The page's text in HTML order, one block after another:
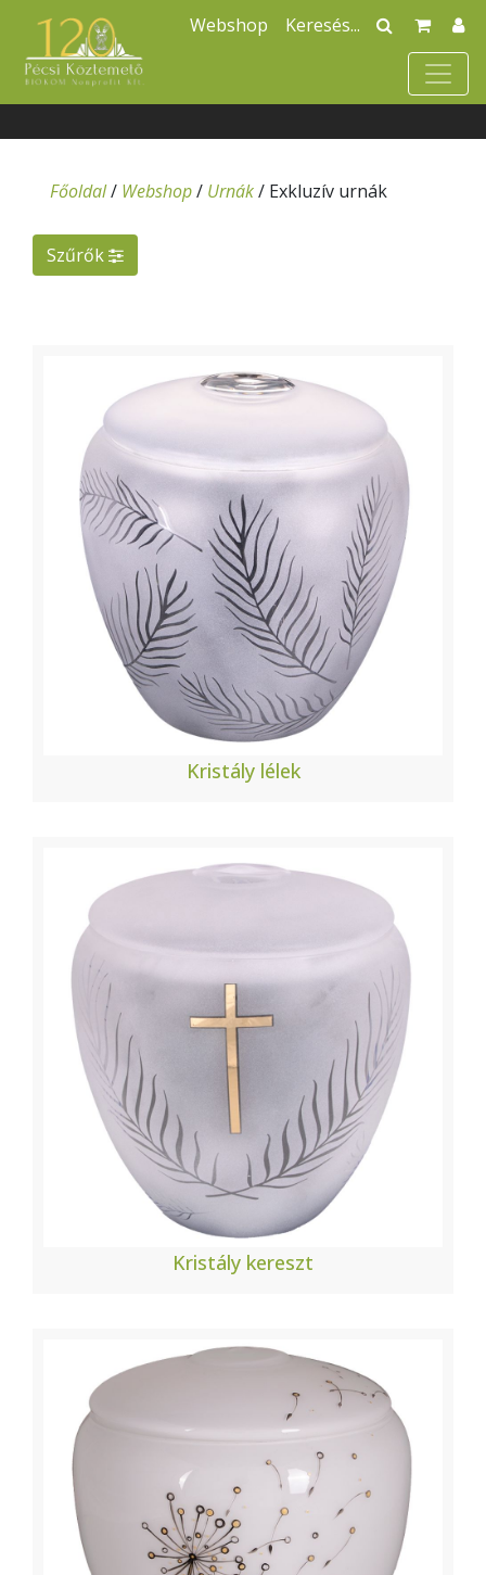
Webshop
Főoldal/ Webshop/ Urnák/ Exkluzív urnák
Szűrők
Kristály lélek
Kristály kereszt